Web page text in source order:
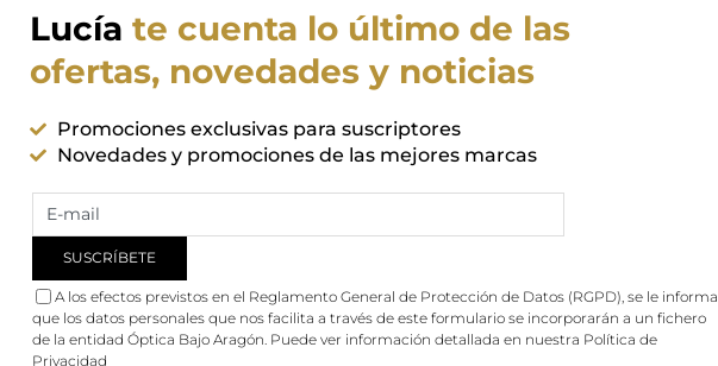
Lucía te cuenta lo último de las
ofertas, novedades y noticias
Promociones exclusivas para suscriptores
Novedades y promociones de las mejores marcas
A los efectos previstos en el Reglamento General de Protección de Datos (RGPD), se le informa
que los datos personales que nos facilita a través de este formulario se incorporarán a un fichero
de la entidad Óptica Bajo Aragón. Puede ver información detallada en nuestra Política de
Privacidad